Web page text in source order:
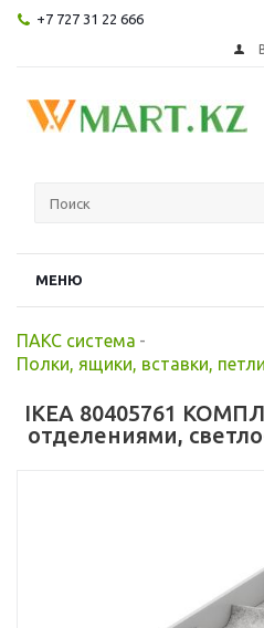
+7 727 31 22 666
МЕНЮ
ПАКС система -
Полки, ящики, вставки,
IKEA 80405761
отделениями,